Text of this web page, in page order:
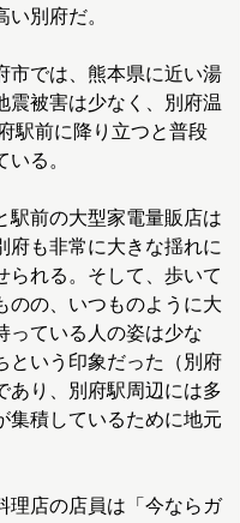
別府だ。
では、熊本県に近い湯
震被害は少なく、別府温
駅前に降り立つと普段
る。
前の大型家電量販店は
府も非常に大きな揺れに
られる。そして、歩いて
のの、いつものように大
っている人の姿は少な
という印象だった（別府
あり、別府駅周辺には多
集積しているために地元
店の店員は「今ならガ